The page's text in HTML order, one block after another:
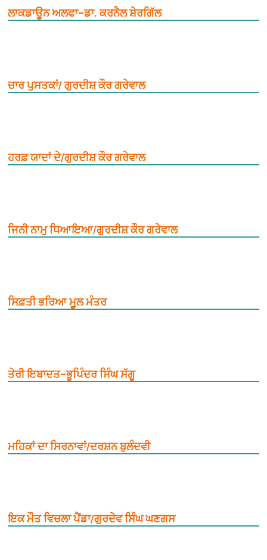
ਲਾਕਡਾਊਨ ਅਲਫਾ–ਡਾ. ਕਰਨੈਲ ਸ਼ੇਰਗਿੱਲ
ਚਾਰ ਪੁਸਤਕਾਂ/ ਗੁਰਦੀਸ਼ ਕੌਰ ਗਰੇਵਾਲ
ਹਰਫ਼ ਯਾਦਾਂ ਦੇ/ਗੁਰਦੀਸ਼ ਕੌਰ ਗਰੇਵਾਲ
ਜਿਨੀ ਨਾਮੁ ਧਿਆਇਆ/ਗੁਰਦੀਸ਼ ਕੌਰ ਗਰੇਵਾਲ
ਸਿਫ਼ਤੀ ਭਰਿਆ ਮੂ਼ਲ ਮੰਤਰ
ਤੇਰੀ ਇਬਾਦਤ–ਭੂਪਿੰਦਰ ਸਿੰਘ ਸੱਗੂ
ਮਹਿਕਾਂ ਦਾ ਸਿਰਨਾਵਾਂ/ਦਰਸ਼ਨ ਬੁਲੰਦਵੀ
ਇਕ ਮੌਤ ਵਿਚਲਾ ਪੈਂਡਾ/ਗੁਰਦੇਵ ਸਿੰਘ ਘਣਗਸ